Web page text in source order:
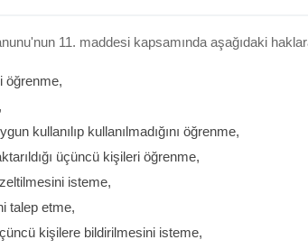
11. maddesi kapsamında aşağıdaki
öğrenme,
kullanılıp kullanılmadığını öğrenme,
üçüncü kişileri öğrenme,
isteme,
talep etme,
kişilere bildirilmesini isteme,